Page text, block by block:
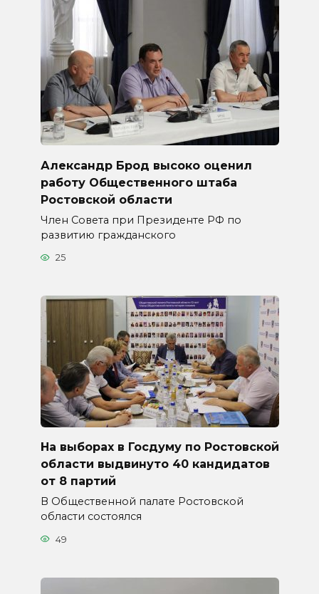
Александр Брод высоко оценил
работу Общественного штаба
Ростовской области
Член Совета при Президенте РФ по
развитию гражданского
25
На выборах в Госдуму по Ростовской
области выдвинуто 40 кандидатов
от 8 партий
В Общественной палате Ростовской
области состоялся
49